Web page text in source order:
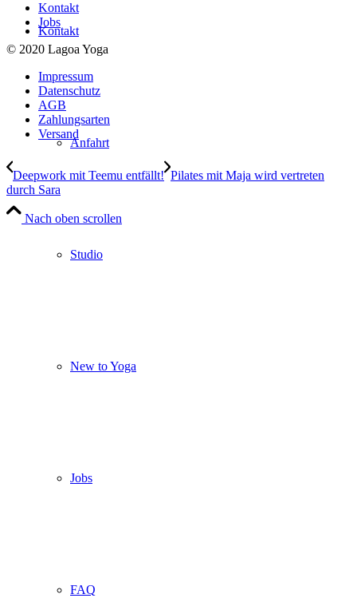
Kontakt
Anfahrt
Studio
New to Yoga
Jobs
FAQ
Kontakt
Jobs
© 2020 Lagoa Yoga
Impressum
Datenschutz
AGB
Zahlungsarten
Versand
Deepwork mit Teemu entfällt! Pilates mit Maja wird vertreten
durch Sara
Nach oben scrollen